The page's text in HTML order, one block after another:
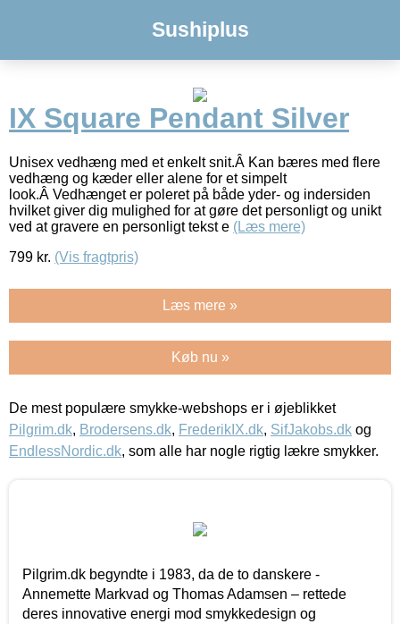
Sushiplus
IX Square Pendant Silver
Unisex vedhæng med et enkelt snit.Â Kan bæres med flere
vedhæng og kæder eller alene for et simpelt
look.Â Vedhænget er poleret på både yder- og indersiden
hvilket giver dig mulighed for at gøre det personligt og unikt
ved at gravere en personligt tekst e (Læs mere)
799 kr. (Vis fragtpris)
Læs mere »
Køb nu »
De mest populære smykke-webshops er i øjeblikket
Pilgrim.dk, Brodersens.dk, FrederikIX.dk, SifJakobs.dk og
EndlessNordic.dk, som alle har nogle rigtig lækre smykker.
Pilgrim.dk begyndte i 1983, da de to danskere -
Annemette Markvad og Thomas Adamsen – rettede
deres innovative energi mod smykkedesign og